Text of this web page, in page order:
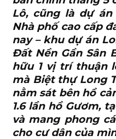
Lô, cũng là dự
Nhà phố cao cấp
nay – khu dự án
Đất Nền Gần Sân
hữu 1 vị trí thuận
mà Biệt thự Long
nằm sát bên hồ
1.6 lần hồ Gươm,
và mang phong
cho cư dân của